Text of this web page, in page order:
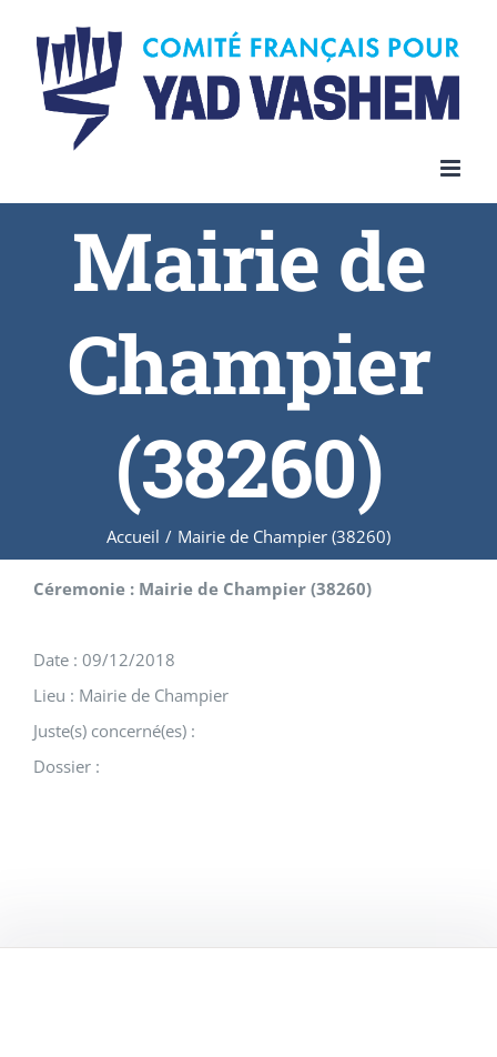
content
Mairie de
Champier
(38260)
Accueil / Mairie de Champier (38260)
Céremonie : Mairie de Champier (38260)
Date : 09/12/2018
Lieu : Mairie de Champier
Juste(s) concerné(es) :
Dossier :